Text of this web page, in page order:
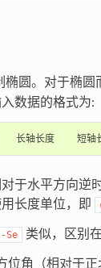
椭圆。对于椭圆
数据的格式为:
于水平方向逆
长度单位，即
-Se 类似，区别在
位角（相对于